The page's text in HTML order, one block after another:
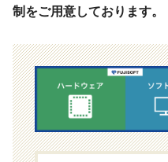
制をご用意しております。